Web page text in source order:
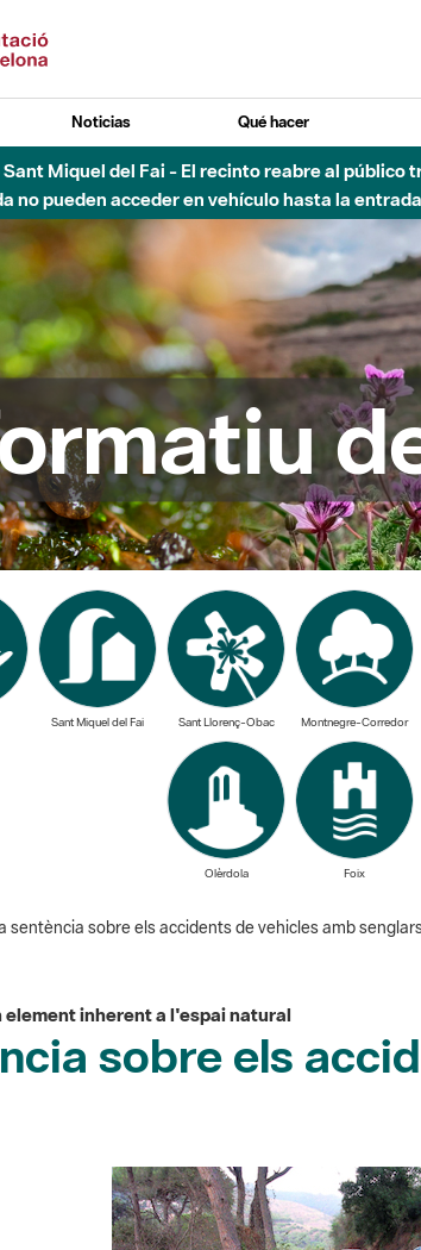
Noticias Qué hacer
Besós - Activación de la Fase de Alerta
Cerrados los accesos al Parque.
Sant Miquel del Fai Sant Llorenç-Obac Montnegre-Corredor
Olèrdola Foix
sentència sobre els accidents de vehicles amb
element inherent a l'espai natural
sobre els